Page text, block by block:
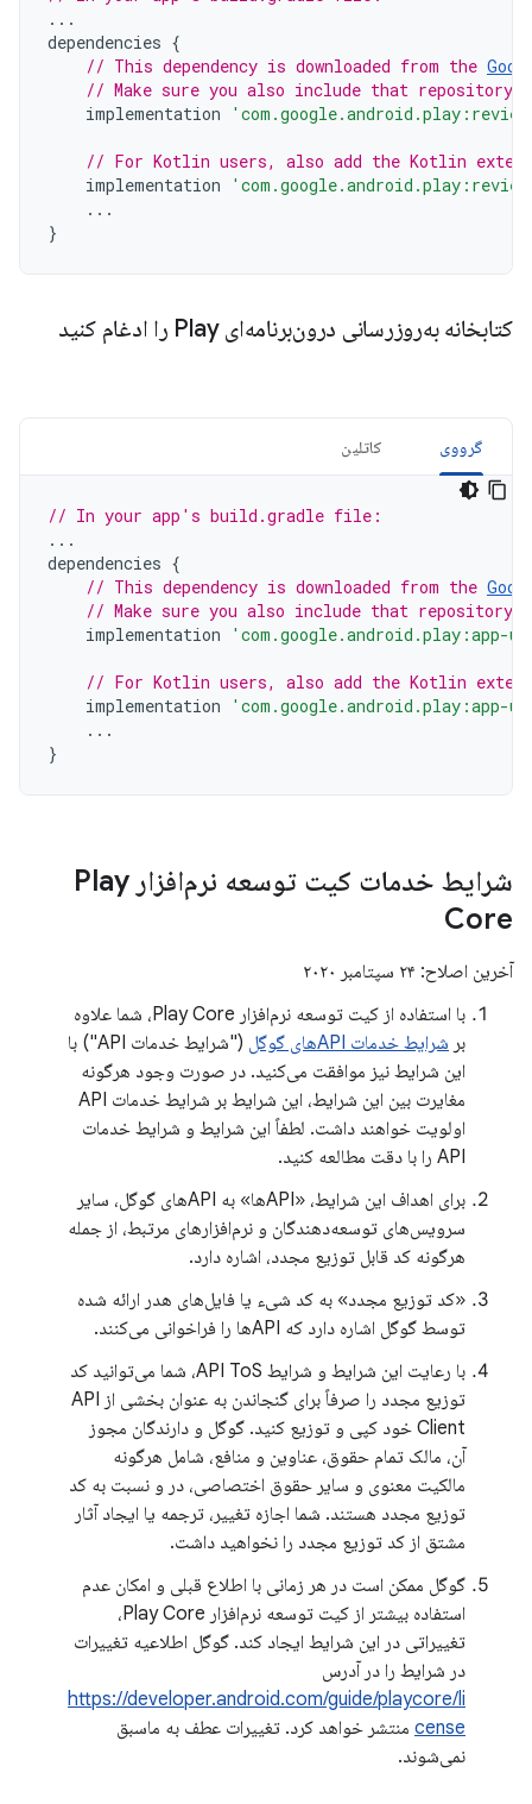
...
dependencies {
// This dependency is downloaded from the
// Make sure you also include that
implementation
// For Kotlin users, also add the Kotlin
implementation
...
}
کتابخانه به‌روزرسانی درون‌برنامه‌ای Play را ادغام کنید
گرووی کاتلین
// In your app's build.gradle file:
...
dependencies {
// This dependency is downloaded from the
// Make sure you also include that
implementation
'com.google.android.play:app-
// For Kotlin users, also add the Kotlin
implementation
'com.google.android.play:app-
...
}
شرایط خدمات کیت توسعه نرم‌افزار Play
Core
آخرین اصلاح: ۲۴ سپتامبر ۲۰۲۰
با استفاده از کیت توسعه نرم‌افزار Play Core، شما علاوه
بر شرایط خدمات APIهای گوگل
("شرایط خدمات API") با
این شرایط نیز موافقت می‌کنید. در صورت وجود هرگونه
مغایرت بین این شرایط، این شرایط بر شرایط خدمات API
اولویت خواهند داشت. لطفاً این شرایط و شرایط خدمات
API را با دقت مطالعه کنید.
برای اهداف این شرایط، «APIها» به APIهای گوگل، سایر
سرویس‌های توسعه‌دهندگان و نرم‌افزارهای مرتبط، از جمله
هرگونه کد قابل توزیع مجدد، اشاره دارد.
«کد توزیع مجدد» به کد شیء یا فایل‌های هدر ارائه شده
توسط گوگل اشاره دارد که APIها را فراخوانی می‌کنند.
با رعایت این شرایط و شرایط API ToS، شما می‌توانید کد
توزیع مجدد را صرفاً برای گنجاندن به عنوان بخشی از API
Client خود کپی و توزیع کنید. گوگل و دارندگان مجوز
آن، مالک تمام حقوق، عناوین و منافع، شامل هرگونه
مالکیت معنوی و سایر حقوق اختصاصی، در و نسبت به کد
توزیع مجدد هستند. شما اجازه تغییر، ترجمه یا ایجاد آثار
مشتق از کد توزیع مجدد را نخواهید داشت.
گوگل ممکن است در هر زمانی با اطلاع قبلی و امکان عدم
استفاده بیشتر از کیت توسعه نرم‌افزار Play Core،
تغییراتی در این شرایط ایجاد کند. گوگل اطلاعیه تغییرات
در شرایط را در آدرس
https://developer.android.com/guide/playcore/li
cense منتشر خواهد کرد. تغییرات عطف به ماسبق
نمی‌شوند.